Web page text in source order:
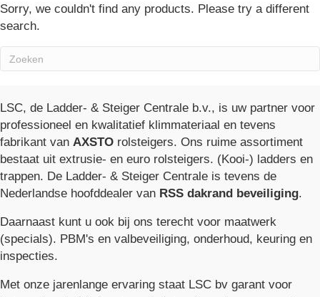
Sorry, we couldn't find any products. Please try a different
search.
LSC, de Ladder- & Steiger Centrale b.v., is uw partner voor
professioneel en kwalitatief klimmateriaal en tevens
fabrikant van AXSTO rolsteigers. Ons ruime assortiment
bestaat uit extrusie- en euro rolsteigers. (Kooi-) ladders en
trappen. De Ladder- & Steiger Centrale is tevens de
Nederlandse hoofddealer van RSS dakrand beveiliging.
Daarnaast kunt u ook bij ons terecht voor maatwerk
(specials). PBM's en valbeveiliging, onderhoud, keuring en
inspecties.
Met onze jarenlange ervaring staat LSC bv garant voor